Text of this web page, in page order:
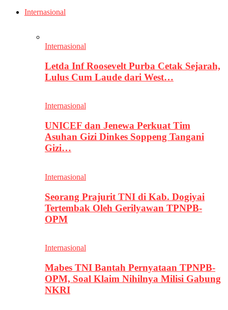
Internasional
Internasional
Letda Inf Roosevelt Purba Cetak Sejarah,
Lulus Cum Laude dari West…
Internasional
UNICEF dan Jenewa Perkuat Tim
Asuhan Gizi Dinkes Soppeng Tangani
Gizi…
Internasional
Seorang Prajurit TNI di Kab. Dogiyai
Tertembak Oleh Gerilyawan TPNPB-
OPM
Internasional
Mabes TNI Bantah Pernyataan TPNPB-
OPM, Soal Klaim Nihilnya Milisi Gabung
NKRI